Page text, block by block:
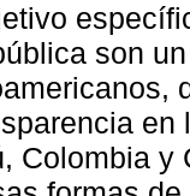
son
Colombia